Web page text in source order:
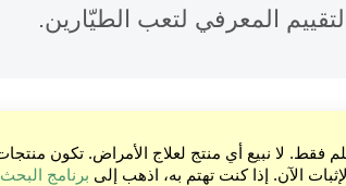
المعرفي لتعب الطيّارين.
فقط. لا نبيع أي منتج لعلاج الأمراض. تكون
الآن. إذا كنت تهتم به، اذهب إلى برنامج